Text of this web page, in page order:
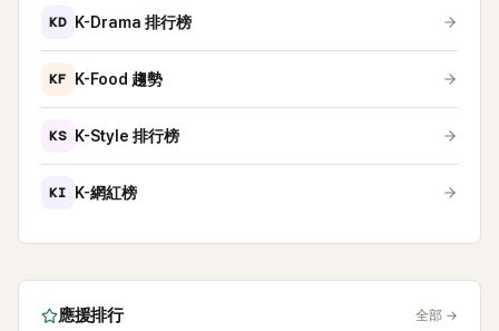
KD K-Drama 排行榜
KF K-Food 趨勢
KS K-Style 排行榜
KI K-網紅榜
應援排行 全部 →